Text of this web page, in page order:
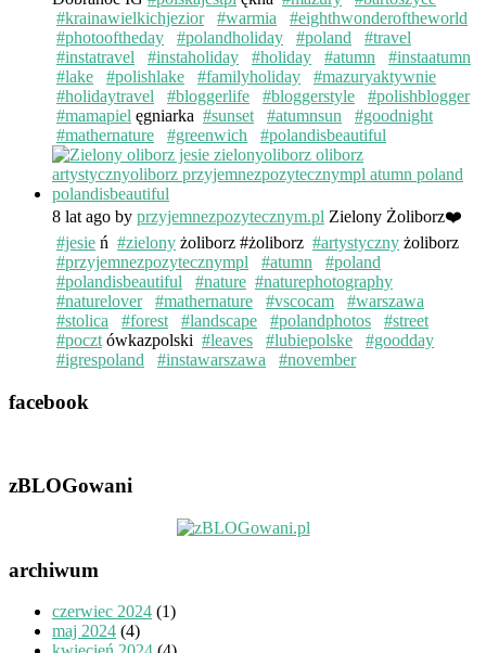
#krainawielkichjezior
#warmia
#eighthwonderoftheworld
#photooftheday
#polandholiday #poland
#travel
#instatravel
#instaholiday #holiday #atumn
#instaatumn
#lake
#polishlake #familyholiday
#mazuryaktywnie
#holidaytravel
#bloggerlife #bloggerstyle
#polishblogger
#mamapiel ęgniarka #sunset #atumnsun
#goodnight
#mathernature
#greenwich #polandisbeautiful
8 lat ago by przyjemnezpozytecznym.pl Zielony Żoliborz❤️
#jesie ń #zielony żoliborz #żoliborz #artystyczny żoliborz
#przyjemnezpozytecznympl
#atumn
#poland
#polandisbeautiful
#nature #naturephotography
#naturelover
#mathernature #vscocam
#warszawa
#stolica
#forest #landscape #polandphotos
#street
#poczt ówkazpolski #leaves #lubiepolske
#goodday
#igrespoland
#instawarszawa #november
facebook
zBLOGowani
archiwum
czerwiec 2024 (1)
maj 2024 (4)